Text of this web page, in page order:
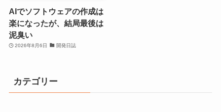
AIでソフトウェアの作成は
楽になったが、結局最後は
泥臭い
2026年8月6日 開発日誌
カテゴリー